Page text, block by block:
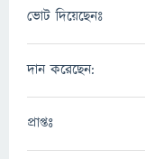
ভোট দিয়েছেনঃ
দান করেছেন:
প্রাপ্তঃ